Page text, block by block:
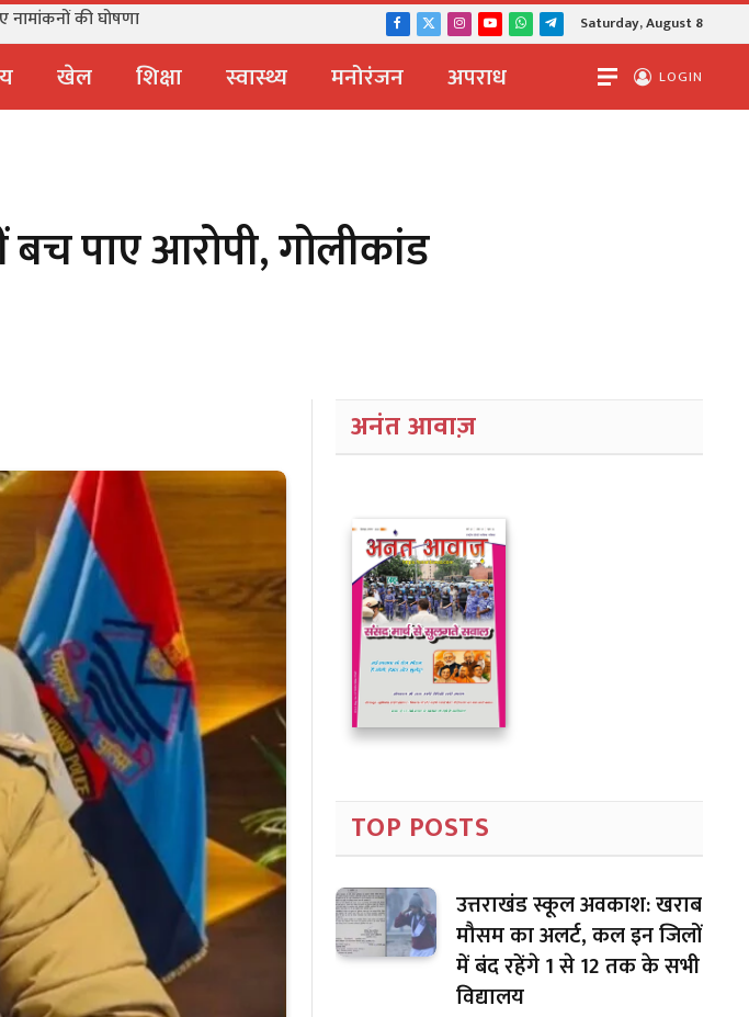
नामांकनों की घोषणा Facebook
X
Instagram
YouTubeWhatsApp
TelegramSaturday, August 8
खेल शिक्षा स्वास्थ्य मनोरंजन अपराध LOGIN
बच पाए आरोपी, गोलीकांड
अनंत आवाज़
TOP POSTS
उत्तराखंड स्कूल अवकाश: खराब
मौसम का अलर्ट, कल इन जिलों
में बंद रहेंगे 1 से 12 तक के सभी
विद्यालय